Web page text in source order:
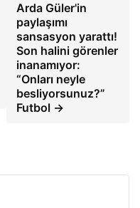
Arda Güler'in
paylaşımı
sansasyon yarattı!
Son halini görenler
inanamıyor:
“Onları neyle
besliyorsunuz?”
Futbol →